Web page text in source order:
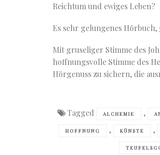
Reichtum und ewiges Leben?
Es sehr gelungenes
Mit gruseliger Stimme des
hoffnungsvolle Stimme des
Hörgenuss zu sichern, die
Tagged ALCHEMIE ,
HOFFNUNG , KÜNSTE ,